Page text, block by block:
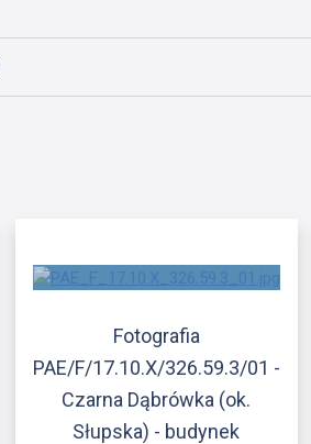
Fotografia
PAE/F/17.10.X/326.59.3/01 -
Czarna Dąbrówka (ok.
Słupska) - budynek